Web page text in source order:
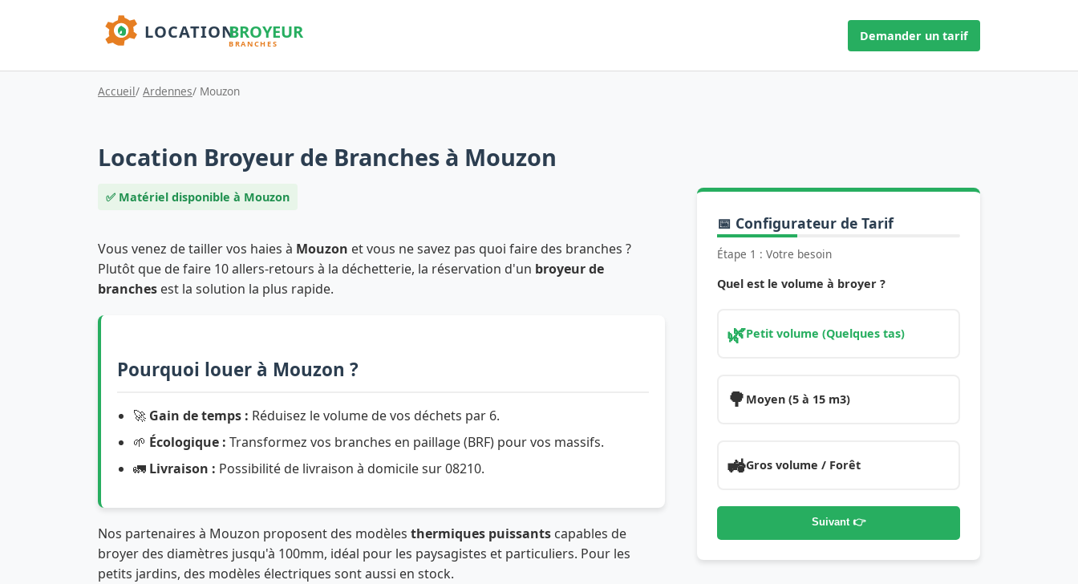
Demander un tarif
Accueil/ Ardennes/ Mouzon
Location Broyeur de Branches à Mouzon
✅ Matériel disponible à Mouzon
Vous venez de tailler vos haies à Mouzon et vous ne savez pas quoi faire des branches ?
Plutôt que de faire 10 allers-retours à la déchetterie, la réservation d'un broyeur de
branches est la solution la plus rapide.
Pourquoi louer à Mouzon ?
🚀 Gain de temps : Réduisez le volume de vos déchets par 6.
🌱 Écologique : Transformez vos branches en paillage (BRF) pour vos massifs.
🚛 Livraison : Possibilité de livraison à domicile sur 08210.
Nos partenaires à Mouzon proposent des modèles thermiques puissants capables de
broyer des diamètres jusqu'à 100mm, idéal pour les paysagistes et particuliers. Pour les
petits jardins, des modèles électriques sont aussi en stock.
📅 Configurateur de Tarif
Étape 1 : Votre besoin
Quel est le volume à broyer ?
🌿Petit volume (Quelques tas)
🌳 Moyen (5 à 15 m3)
🚜Gros volume / Forêt
Suivant 👉